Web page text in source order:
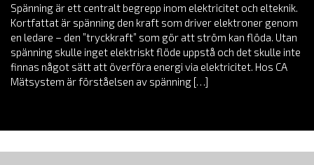
Spänning är ett centralt begrepp inom elektricitet och elteknik.
Kortfattat är spänning den kraft som driver elektroner genom
en ledare – den ”tryckkraft” som gör att ström kan flöda. Utan
spänning skulle inget elektriskt flöde uppstå och det skulle inte
finnas något sätt att överföra energi via elektricitet. Hos CA
Mätsystem är förståelsen av spänning […]